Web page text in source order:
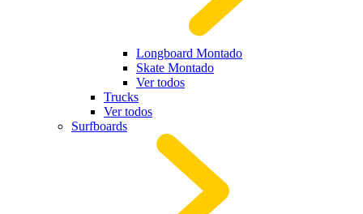
Longboard Montado
Skate Montado
Ver todos
Trucks
Ver todos
Surfboards